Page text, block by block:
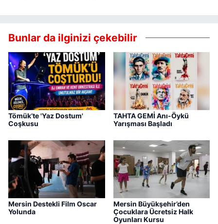
Bunlar da ilginizi çekebilir
Tömük’te 'Yaz Dostum'
Coşkusu
TAHTA GEMİ Anı-Öykü
Yarışması Başladı
Mersin Destekli Film Oscar
Yolunda
Mersin Büyükşehir’den
Çocuklara Ücretsiz Halk
Oyunları Kursu